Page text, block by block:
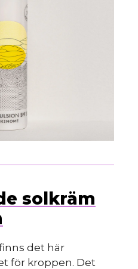
solkräm
det här
för kroppen. Det